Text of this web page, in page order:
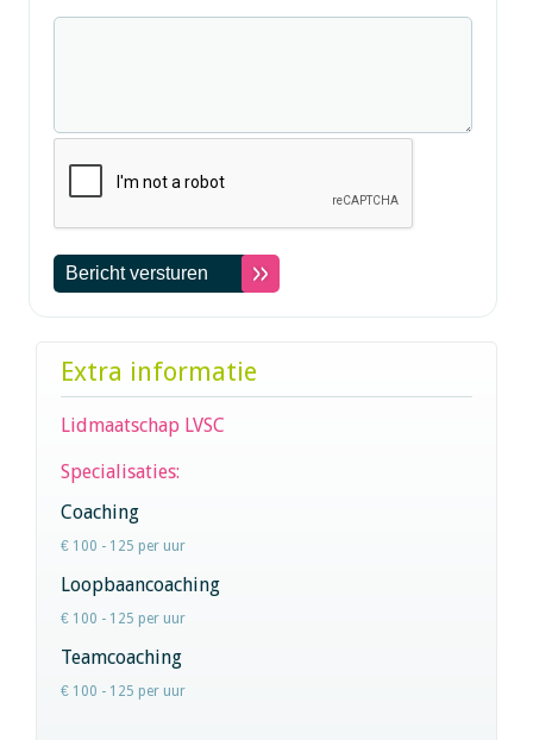
Extra informatie
Lidmaatschap LVSC
Specialisaties:
Coaching
€ 100 - 125 per uur
Loopbaancoaching
€ 100 - 125 per uur
Teamcoaching
€ 100 - 125 per uur